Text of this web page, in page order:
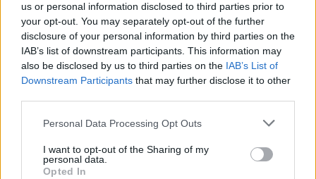
us or personal information disclosed to third parties prior to
your opt-out. You may separately opt-out of the further
disclosure of your personal information by third parties on the
IAB’s list of downstream participants. This information may
also be disclosed by us to third parties on the IAB’s List of
Downstream Participants that may further disclose it to other
Please note that this website/app uses one or more Google
not limited to your visit or usage behaviour. You may click to
grant or deny consent to Google and its third-party tags to
Personal Data Processing Opt Outs
I want to opt-out of the Sharing of my
personal data.
Opted In
várod, hogy belül meglegyen?” – Itt a